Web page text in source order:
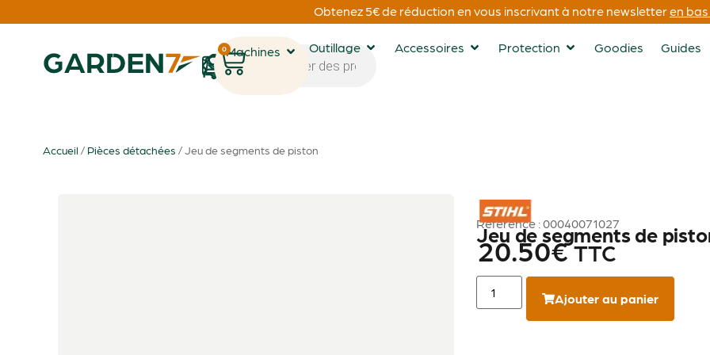
Obtenez 5€ de réduction en vous inscrivant à notre newsletteren
1
0Machines Outillage Accessoires Protection Goodies Guides
Accueil / Pièces détachées / Jeu de segments de piston
STIHL
Référence : 00040071027
Jeu de segments de
20.50€ TTC
Ajouter au panier